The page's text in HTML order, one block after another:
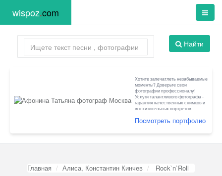
wispoz.com
Найти
Хотите запечатлеть незабываемые
моменты? Доверьте свои
фотографии профессионалу!
Услуги талантливого фотографа -
гарантия качественных снимков и
восхитительных портретов.
Посмотреть портфолио
Главная Алиса, Константин Кинчев Rock`n`Roll